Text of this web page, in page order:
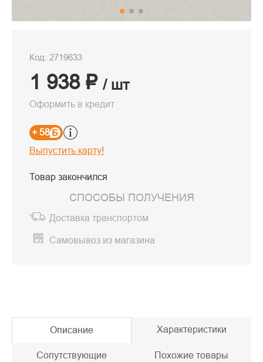
Код: 2719633
1 938 ₽ / шт
Оформить в кредит
+ 58
Выпустить карту!
Товар закончился
СПОСОБЫ ПОЛУЧЕНИЯ
Доставка транспортом
Самовывоз из магазина
Описание Характеристики
Сопутствующие
Похожие товары